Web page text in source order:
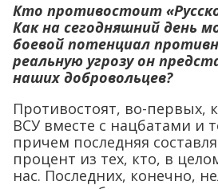
Кто противостоит
Как на сегодняшний день
боевой потенциал
реальную угрозу он
наших добровольцев?
Противостоят, во-первых,
ВСУ вместе с нацбатами и
причем последняя
процент из тех, кто, в
нас. Последних, конечно,